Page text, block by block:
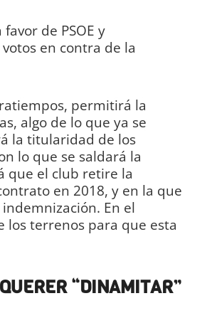
de PSOE y
en contra de la
permitirá la
algo de lo que ya se
la titularidad de los
lo que se saldará la
que el club retire la
en 2018, y en la que
En el
los terrenos para que esta
“DINAMITAR”